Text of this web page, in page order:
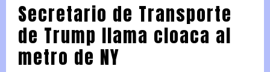
Secretario de Transporte
de Trump llama cloaca al
metro de NY